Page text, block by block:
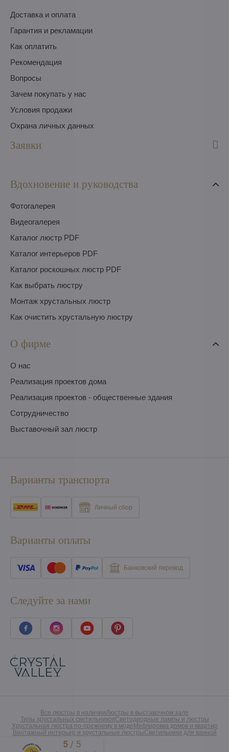
Доставка и оплата
Гарантия и рекламации
Как оплатить
Pекомендация
Вопросы
Зачем покупать у нас
Условия продажи
Охрана личных данных
Заявки
Вдохновение и руководства
Фотогалерея
Видеогалерея
Каталог люстр PDF
Каталог интерьеров PDF
Каталог роскошных люстр PDF
Как выбрать люстру
Монтаж хрустальных люстр
Как очистить хрустальную люстру
О фирме
O нас
Pеализация проектов дома
Pеализация проектов - общественные здания
Сотрудничество
Выставочный зал люстр
Варианты транспорта
Личный сбор
Варианты оплаты
Банковский перевод
Следуйте за нами
Все люстры в наличииЛюстры в выставочном зале
Типы хрустальных светильниковСветодиодные лампы и люстры
Хрустальная люстра по-прежнему в модеМеблировка домов и квартир
Винтажный интерьер и хрустальные люстрыСветильники для ванной
Excellent
5 / 5